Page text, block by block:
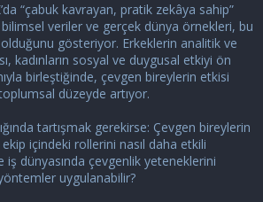
“çabuk kavrayan, pratik zekâya sahip”
veriler ve gerçek dünya örnekleri, bu
gösteriyor. Erkeklerin analitik ve
kadınların sosyal ve duygusal etkiyi ön
birleştiğinde, çevgen bireylerin etkisi
düzeyde artıyor.
tartışmak gerekirse: Çevgen bireylerin
içindeki rollerini nasıl daha etkili
iş dünyasında çevgenlik yeteneklerini
uygulanabilir?